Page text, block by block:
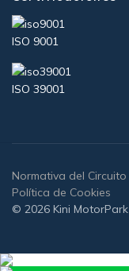
ISO 9001
ISO 39001
Normativa del Circuito
Política de Cookies
© 2026 Kini MotorPark